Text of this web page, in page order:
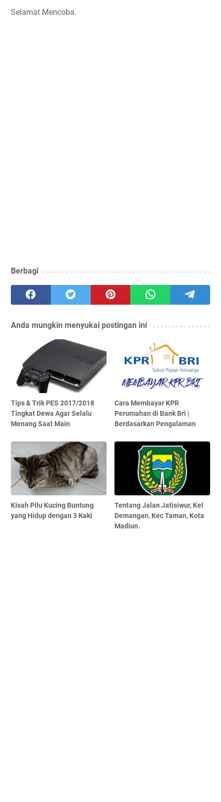
Selamat Mencoba.
Berbagi
Anda mungkin menyukai postingan ini
Tips & Trik PES 2017/2018
Tingkat Dewa Agar Selalu
Menang Saat Main
Cara Membayar KPR
Perumahan di Bank Bri |
Berdasarkan Pengalaman
Kisah Pilu Kucing Buntung
yang Hidup dengan 3 Kaki
Tentang Jalan Jatisiwur, Kel
Demangan, Kec Taman, Kota
Madiun.